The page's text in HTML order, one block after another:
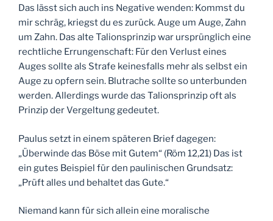
Das lässt sich auch ins Negative wenden: Kommst du
mir schräg, kriegst du es zurück. Auge um Auge, Zahn
um Zahn. Das alte Talionsprinzip war ursprünglich eine
rechtliche Errungenschaft: Für den Verlust eines
Auges sollte als Strafe keinesfalls mehr als selbst ein
Auge zu opfern sein. Blutrache sollte so unterbunden
werden. Allerdings wurde das Talionsprinzip oft als
Prinzip der Vergeltung gedeutet.
Paulus setzt in einem späteren Brief dagegen:
„Überwinde das Böse mit Gutem“ (Röm 12,21) Das ist
ein gutes Beispiel für den paulinischen Grundsatz:
„Prüft alles und behaltet das Gute.“
Niemand kann für sich allein eine moralische